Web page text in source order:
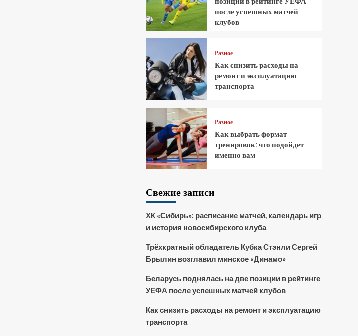
после успешных матчей
клубов
Разное
Как снизить расходы на
ремонт и эксплуатацию
транспорта
Разное
Как выбрать формат
тренировок: что подойдет
именно вам
Свежие записи
ХК «Сибирь»: расписание матчей, календарь игр
и история новосибирского клуба
Трёхкратный обладатель Кубка Стэнли Сергей
Брылин возглавил минское «Динамо»
Беларусь поднялась на две позиции в рейтинге
УЕФА после успешных матчей клубов
Как снизить расходы на ремонт и эксплуатацию
транспорта